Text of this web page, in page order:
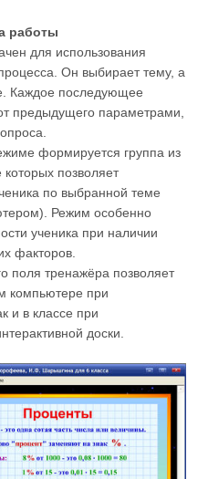
работы
для использования
Он выбирает тему, а
Каждое последующее
предыдущего параметрами,
формируется группа из
позволяет
по выбранной теме
Режим особенно
ученика при наличии
факторов.
поля тренажёра позволяет
компьютере при
и в классе при
доски.